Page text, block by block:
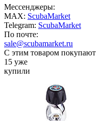
Мессенджеры:
MAX: ScubaMarket
Telegram: ScubaMarket
По почте:
sale@scubamarket.ru
С этим товаром покупают
15 уже
купили